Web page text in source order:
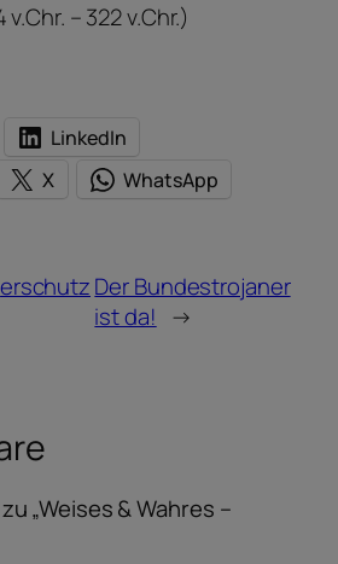
– 322 v.Chr.)
LinkedIn
X WhatsApp
Der Bundestrojaner
ist da! →
„Weises & Wahres –